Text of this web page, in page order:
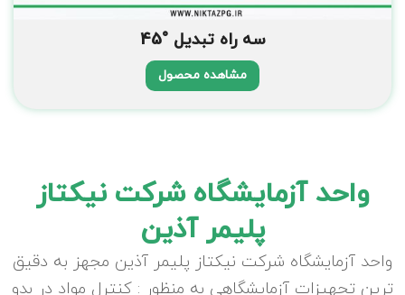
سه راه تبدیل °45
مشاهده محصول
واحد آزمایشگاه شرکت نیکتاز
پلیمر آذین
واحد آزمایشگاه شرکت نیکتاز پلیمر آذین مجهز به دقیق
ترین تجهیزات آزمایشگاهی به منظور : کنترل مواد در بدو